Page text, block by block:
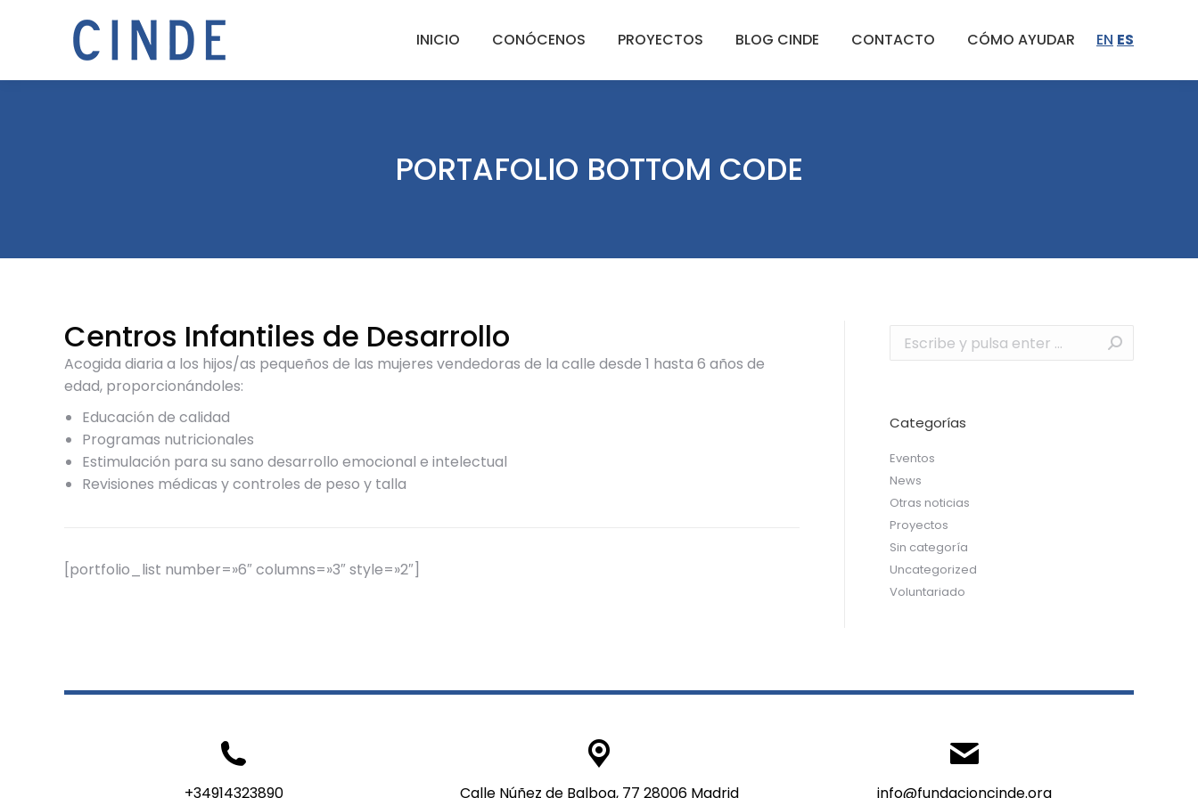
INICIO CONÓCENOS PROYECTOS BLOG CINDE CONTACTO CÓMO AYUDAR EN ES
PORTAFOLIO BOTTOM CODE
Centros Infantiles de Desarrollo
Acogida diaria a los hijos/as pequeños de las mujeres vendedoras de la calle desde 1 hasta 6 años de
edad, proporcionándoles:
Educación de calidad
Programas nutricionales
Estimulación para su sano desarrollo emocional e intelectual
Revisiones médicas y controles de peso y talla
[portfolio_list number=»6″ columns=»3″ style=»2″]
Categorías
Eventos
News
Otras noticias
Proyectos
Sin categoría
Uncategorized
Voluntariado
+34914323890 Calle Núñez de Balboa, 77 28006 Madrid info@fundacioncinde.org